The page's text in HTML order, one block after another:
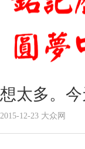
想太多。
2015-12-23 大众网